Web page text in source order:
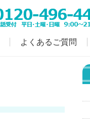
よくあるご質問